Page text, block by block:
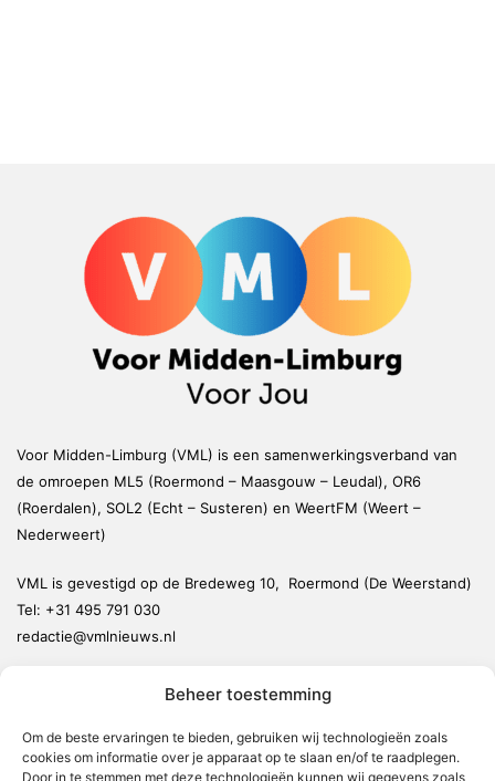
Beheer toestemming
Om de beste ervaringen te bieden, gebruiken wij technologieën zoals
cookies om informatie over je apparaat op te slaan en/of te raadplegen.
Door in te stemmen met deze technologieën kunnen wij gegevens zoals
Voor Midden-Limburg (VML) is een samenwerkingsverband van
de omroepen ML5 (Roermond – Maasgouw – Leudal), OR6
(Roerdalen), SOL2 (Echt – Susteren) en WeertFM (Weert –
Nederweert)
VML is gevestigd op de Bredeweg 10, Roermond (De Weerstand)
Tel: +31 495 791 030
redactie@vmlnieuws.nl
Leudal